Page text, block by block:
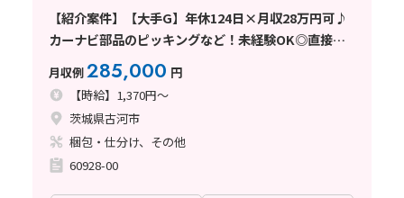
【紹介案件】【大手G】年休124日×月収28万円可♪
カーナビ部品のピッキングなど！未経験OK◎直接雇
用のチャンスあり♪社宅費全額補助☆
月収例285,000 円
【時給】1,370円～
茨城県古河市
梱包・仕分け、その他
60928-00